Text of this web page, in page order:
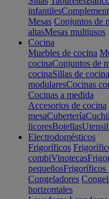
infantiles
Mesas Conjuntos de
altasMesas multiusos
Cocina
Muebles de cocina
cocinaConjuntos de
cocinaSillas de cocina
modularesCocinas
Cocinas a medida
Accesorios de cocina
mesaCubertería
licoresBotellas
Electrodomésticos
Frigoríficos
combiVinotecas
pequeñosFrigoríficos
Congeladores
horizontales